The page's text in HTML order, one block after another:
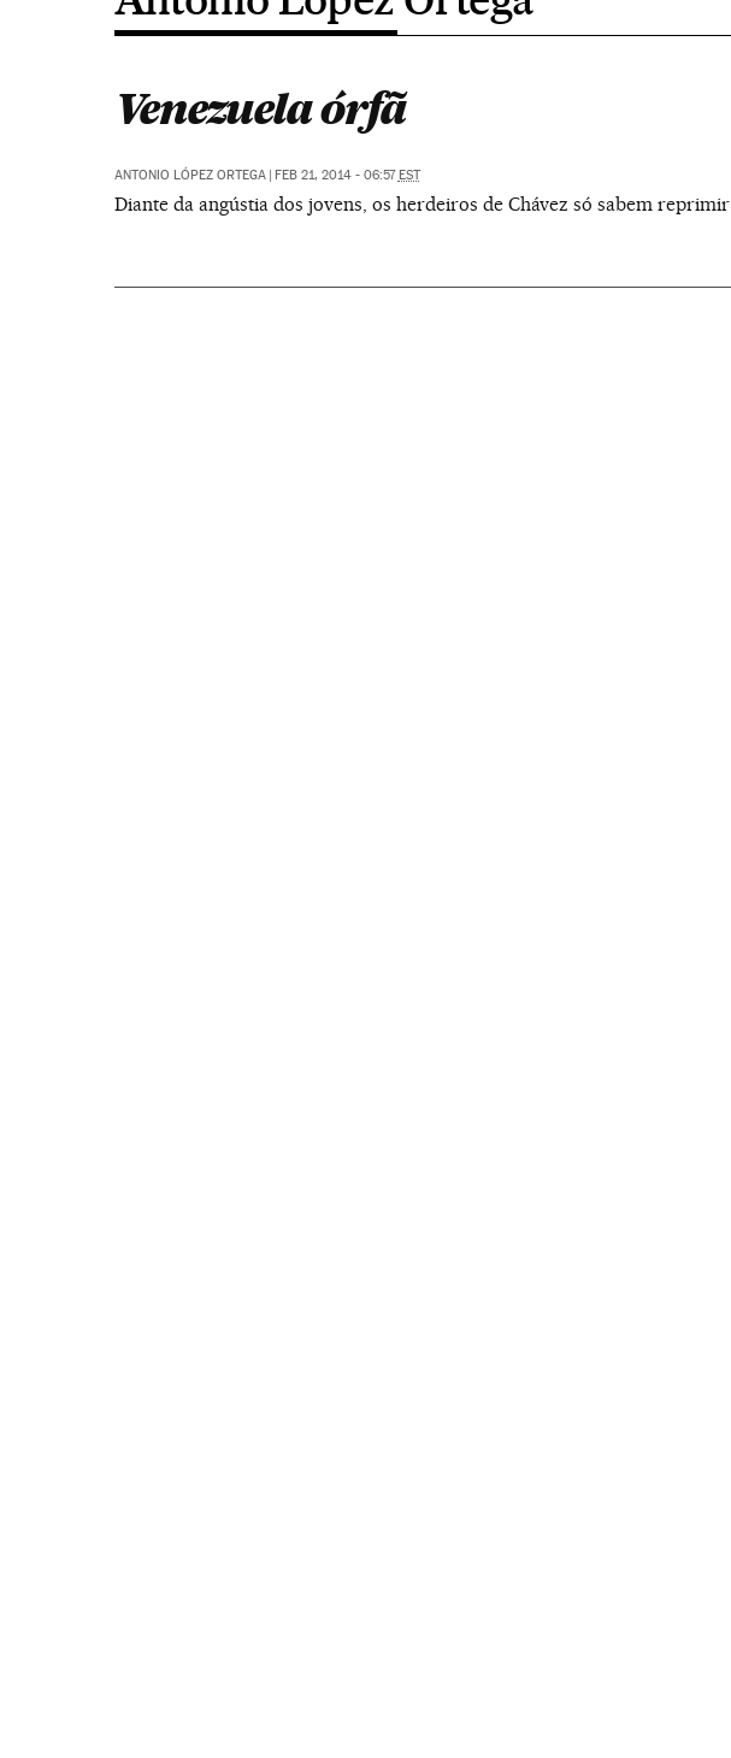
Venezuela órfã
ANTONIO LÓPEZ ORTEGA | FEB 21, 2014 - 06:57EST
Diante da angústia dos jovens, os herdeiros de Chávez só sabem reprimir